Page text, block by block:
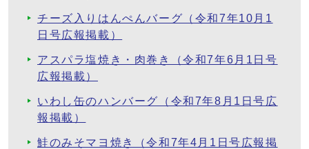
チーズ入りはんぺんバーグ（令和7年10月1
日号広報掲載）
アスパラ塩焼き・肉巻き（令和7年6月1日号
広報掲載）
いわし缶のハンバーグ（令和7年8月1日号広
報掲載）
鮭のみそマヨ焼き（令和7年4月1日号広報掲